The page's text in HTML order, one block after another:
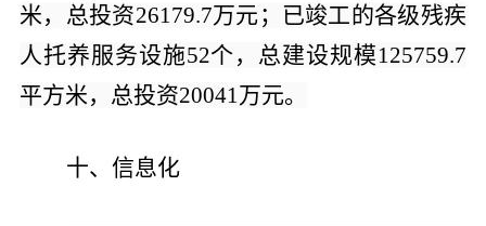
米，总投资26179.7万元；已竣工的各级残疾
人托养服务设施52个，总建设规模125759.7
平方米，总投资20041 万元。
十、信息化